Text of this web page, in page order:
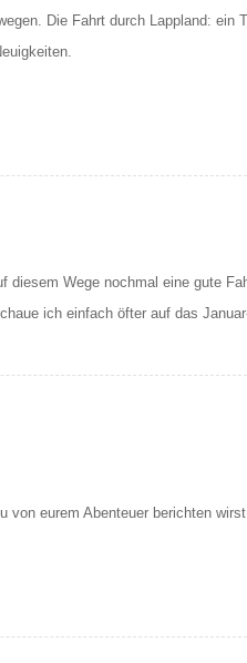
Die Fahrt durch Lappland: ein
diesem Wege nochmal eine gute
ich einfach öfter auf das
von eurem Abenteuer berichten